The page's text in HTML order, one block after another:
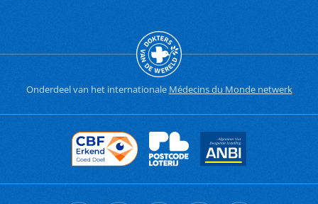
Onderdeel van het internationale Médecins du Monde netwerk